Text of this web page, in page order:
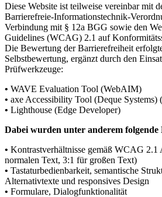
Diese Website ist teilweise vereinbar mit
Barrierefreie-Informationstechnik-
Verbindung mit § 12a BGG sowie den
Guidelines (WCAG) 2.1 auf
Die Bewertung der Barrierefreiheit
Selbstbewertung, ergänzt durch den
Prüfwerkzeuge:
• WAVE Evaluation Tool (WebAIM)
• axe Accessibility Tool (Deque
• Lighthouse (Edge Developer)
Dabei wurden unter anderem
• Kontrastverhältnisse gemäß WCAG 2.1
normalen Text, 3:1 für großen Text)
• Tastaturbedienbarkeit, semantische
Alternativtexte und responsives Design
• Formulare, Dialogfunktionalität